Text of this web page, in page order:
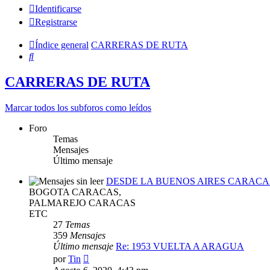
Identificarse
Registrarse
Índice general CARRERAS DE RUTA
Buscar
CARRERAS DE RUTA
Marcar todos los subforos como leídos
Foro
Temas
Mensajes
Último mensaje
DESDE LA BUENOS AIRES
BOGOTA CARACAS,
PALMAREJO CARACAS
ETC
27 Temas
359 Mensajes
Último mensaje Re: 1953 VUELTA A ARAGUA
porTin
último